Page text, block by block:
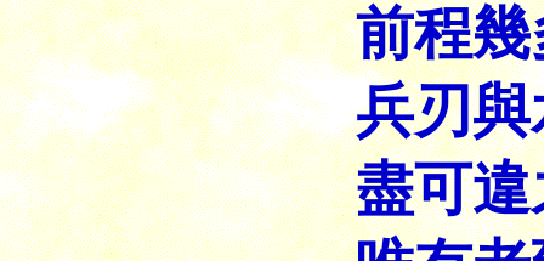
前程
兵刃
盡可